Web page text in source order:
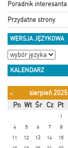
Poradnik interesanta
Przydatne strony
WERSJA JĘZYKOWA
KALENDARZ
« sierpień 2025
Pn Wt Śr Cz Pt
1
4
5 6 7 8
11
12 13 14 15